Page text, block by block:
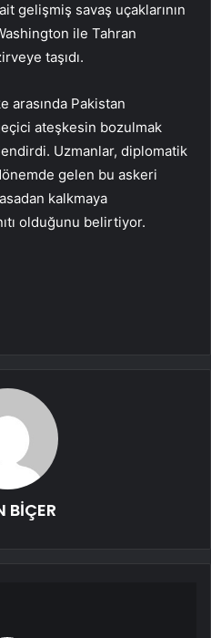
gelişmiş savaş uçaklarının
ile Tahran
taşıdı.
arasında Pakistan
ateşkesin bozulmak
Uzmanlar, diplomatik
gelen bu askeri
kalkmaya
olduğunu belirtiyor.
BİÇER